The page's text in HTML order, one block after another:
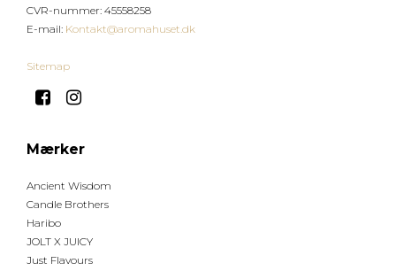
CVR-nummer: 45558258
E-mail: Kontakt@aromahuset.dk
Sitemap
Mærker
Ancient Wisdom
Candle Brothers
Haribo
JOLT X JUICY
Just Flavours